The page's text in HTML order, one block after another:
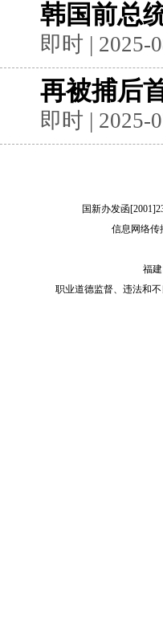
韩国前总
即时 | 2025-
再被捕后
即时 | 2025-